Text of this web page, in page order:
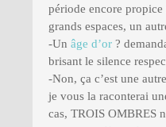
période encore propice
grands espaces, un
-Un âge d’or ?
brisant le silence
-Non, ça c’est une
je vous la raconterai
cas, TROIS OMBRES